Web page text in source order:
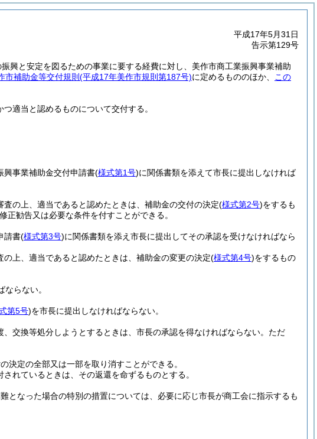
平成17年5月31日
告示第129号
興と安定を図るための事業に要する経費に対し、美作市商工業振興事業補助
市補助金等交付規則 (平成17年美作市規則第187号)に定めるもののほか、
この
適当と認めるものについて交付する。
興事業補助金交付申請書(様式第1号)に関係書類を添えて市長に提出しなければ
の上、適当であると認めたときは、補助金の交付の決定(様式第2号)をするも
勧告又は必要な条件を付すことができる。
請書(様式第3号)に関係書類を添え市長に提出してその承認を受けなければなら
上、適当であると認めたときは、補助金の変更の決定(様式第4号)をするもの
らない。
第5号)を市長に提出しなければならない。
交換等処分しようとするときは、市長の承認を得なければならない。 ただ
決定の全部又は一部を取り消すことができる。
れているときは、その返還を命ずるものとする。
となった場合の特別の措置については、必要に応じ市長が商工会に指示するも